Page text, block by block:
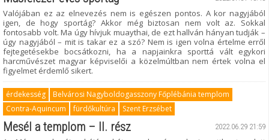
Valójában ez az elnevezés nem is egészen pontos. A kor nagyjából
igen, de hogy sportág? Akkor még biztosan nem volt az. Sokkal
fontosabb volt. Ma úgy hívjuk muaythai, de ezt hallván hányan tudják –
úgy nagyjából – mit is takar ez a szó? Nem is igen volna értelme erről
fejtegetésekbe bocsátkozni, ha a napjainkra sporttá vált egykori
harcművészet magyar képviselői a közelmúltban nem értek volna el
figyelmet érdemlő sikert.
érdekesség
Belvárosi Nagyboldogasszony Főplébánia templom
Contra-Aquincum
fürdőkultúra Szent Erzsébet
2022.06.29 21:59
Mesél a templom – II. rész